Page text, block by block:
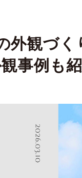
外観づ
事例も